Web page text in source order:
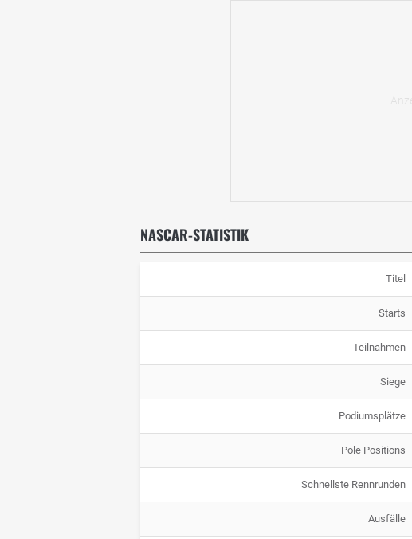
NASCAR-STATISTIK
Titel
Starts
Teilnahmen
Siege
Podiumsplätze
Pole Positions
Schnellste Rennrunden
Ausfälle